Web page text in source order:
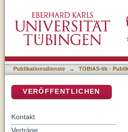
Publikationsdienste → TOBIAS-lib -
VERÖFFENTLICHEN
Kontakt
Verträge